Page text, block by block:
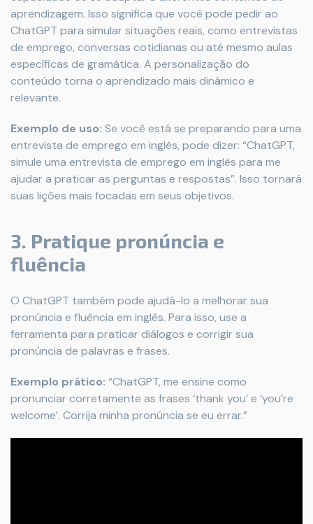
aprendizagem. Isso significa que você pode pedir ao
ChatGPT para simular situações reais, como entrevistas
de emprego, conversas cotidianas ou até mesmo aulas
específicas de gramática. A personalização do
conteúdo torna o aprendizado mais dinâmico e
relevante.
Exemplo de uso: Se você está se preparando para uma
entrevista de emprego em inglês, pode dizer: “ChatGPT,
simule uma entrevista de emprego em inglês para me
ajudar a praticar as perguntas e respostas”. Isso tornará
suas lições mais focadas em seus objetivos.
3. Pratique pronúncia e
fluência
O ChatGPT também pode ajudá-lo a melhorar sua
pronúncia e fluência em inglês. Para isso, use a
ferramenta para praticar diálogos e corrigir sua
pronúncia de palavras e frases.
Exemplo prático: “ChatGPT, me ensine como
pronunciar corretamente as frases ‘thank you’ e ‘you’re
welcome’. Corrija minha pronúncia se eu errar.”